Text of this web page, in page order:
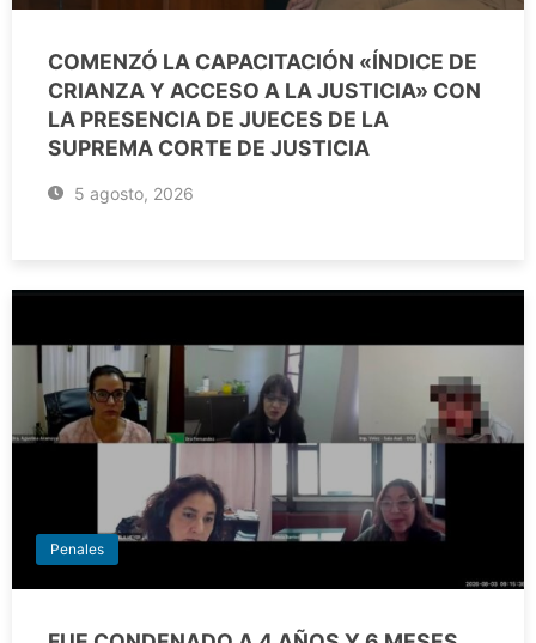
COMENZÓ LA CAPACITACIÓN «ÍNDICE DE
CRIANZA Y ACCESO A LA JUSTICIA» CON
LA PRESENCIA DE JUECES DE LA
SUPREMA CORTE DE JUSTICIA
5 agosto, 2026
Penales